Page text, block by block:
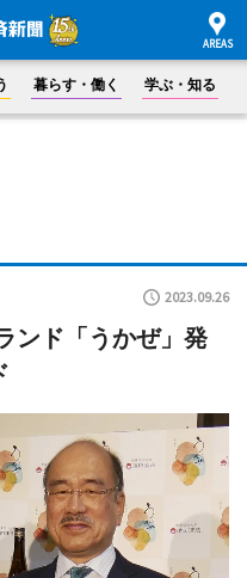
暮らす・働く 学ぶ・知る
2023.09.26
ンド「うかぜ」発